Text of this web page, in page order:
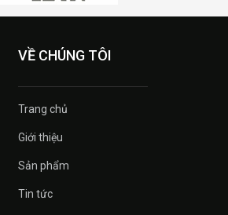
VỀ CHÚNG TÔI
Trang chủ
Giới thiệu
Sản phẩm
Tin tức